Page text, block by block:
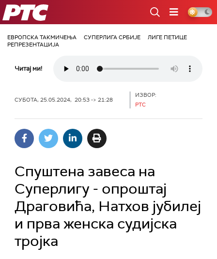
РТС
ЕВРОПСКА ТАКМИЧЕЊА СУПЕРЛИГА СРБИЈЕ
ЛИГЕ ПЕТИЦЕ
РЕПРЕЗЕНТАЦИЈА
Читај ми!
СУБОТА, 25.05.2024, 20:53 -> 21:28
ИЗВОР:
РТС
Спуштена завеса на
Суперлигу - опроштај
Драговића, Натхов јубилеј
и прва женска судијска
тројка